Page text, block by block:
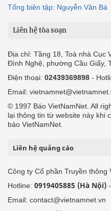
Tổng biên tập: Nguyễn Văn Bá
Liên hệ tòa soạn
Địa chỉ: Tầng 18, Toà nhà Cục
Đình Nghệ, phường Cầu Giấy,
Điện thoại: 02439369898 -
Email:
© 1997 Báo VietNamNet. All
lại thông tin từ website này khi
báo VietNamNet.
Liên hệ quảng cáo
Công ty Cổ phần Truyền thông
Hotline: 0919405885 (Hà Nội) -
Email: contact@vietnamnet.vn